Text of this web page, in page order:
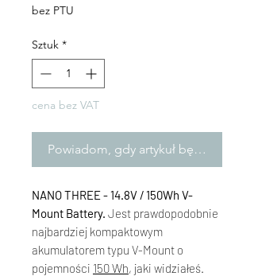
bez PTU
Sztuk *
cena bez VAT
Powiadom, gdy artykuł będzie
NANO THREE - 14.8V / 150Wh V-
Mount Battery. Jest prawdopodobnie
najbardziej kompaktowym
akumulatorem typu V-Mount o
pojemności 150 Wh, jaki widziałeś.